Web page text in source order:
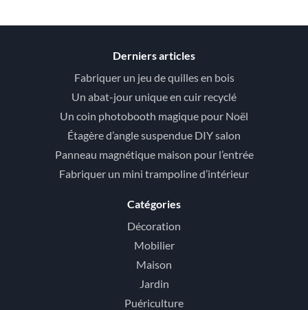
Derniers articles
Fabriquer un jeu de quilles en bois
Un abat-jour unique en cuir recyclé
Un coin photobooth magique pour Noël
Étagère d’angle suspendue DIY salon
Panneau magnétique maison pour l’entrée
Fabriquer un mini trampoline d’intérieur
Catégories
Décoration
Mobilier
Maison
Jardin
Puériculture